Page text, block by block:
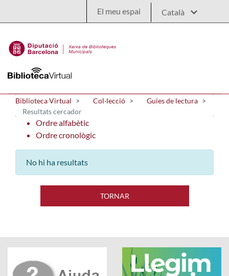
El meu espai
Biblioteca Virtual Col·lecció
Guies de lectura
Resultats cercador
Ordre alfabètic
Ordre cronològic
No hi ha resultats
TORNAR